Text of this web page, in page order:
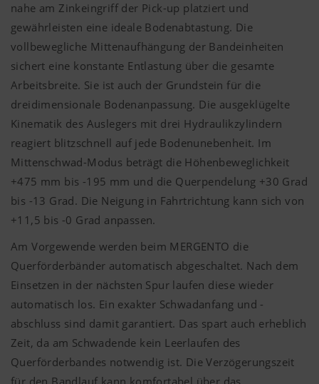
nahe am Zinkeingriff der Pick-up platziert und
gewährleisten eine ideale Bodenabtastung. Die
vollbewegliche Mittenaufhängung der Bandeinheiten
sichert eine konstante Entlastung über die gesamte
Arbeitsbreite. Sie ist auch der Grundstein für die
dreidimensionale Bodenanpassung. Die ausgeklügelte
Kinematik des Auslegers mit drei Hydraulikzylindern
reagiert blitzschnell auf jede Bodenunebenheit. Im
Mittenschwad-Modus beträgt die Höhenbeweglichkeit
+475 mm bis -195 mm und die Querpendelung +30 Grad
bis -13 Grad. Die Neigung in Fahrtrichtung kann sich von
+11,5 bis -0 Grad anpassen.
Am Vorgewende werden beim MERGENTO die
Querförderbänder automatisch abgeschaltet. Nach dem
Einsetzen in der nächsten Spur laufen diese wieder
automatisch los. Ein exakter Schwadanfang und -
abschluss sind damit garantiert. Das spart auch erheblich
Zeit, da am Schwadende kein Leerlaufen des
Querförderbandes notwendig ist. Die Verzögerungszeit